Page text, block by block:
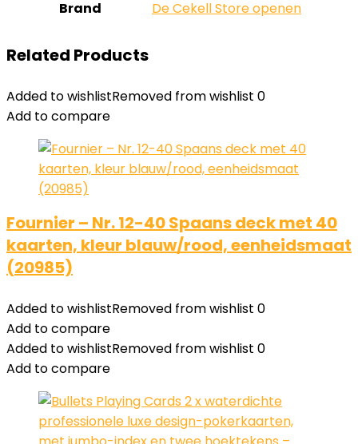
Brand De Cekell Store openen
Related Products
Added to wishlistRemoved from wishlist 0
Add to compare
Fournier – Nr. 12-40 Spaans deck met 40
kaarten, kleur blauw/rood, eenheidsmaat
(20985)
Added to wishlistRemoved from wishlist 0
Add to compare
Added to wishlistRemoved from wishlist 0
Add to compare